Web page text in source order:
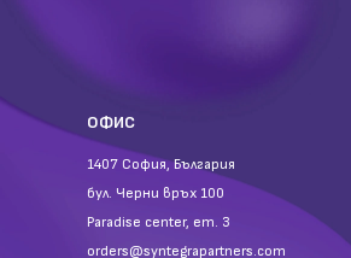
ОФИС
1407 София, България
бул. Черни връх 100
Paradise center, ет. 3
orders@syntegrapartners.com